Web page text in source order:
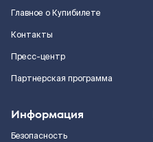
Главное о Купибилете
Контакты
Пресс-центр
Партнерская программа
Информация
Безопасность